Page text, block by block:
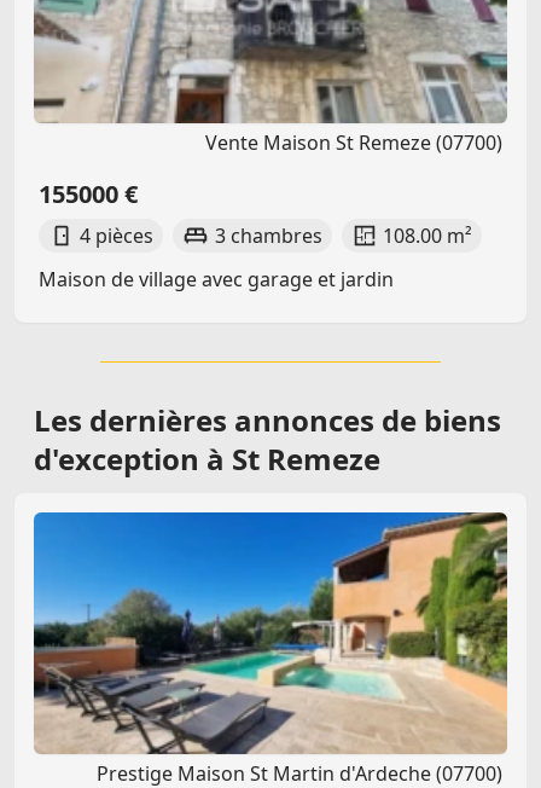
Vente Maison St Remeze (07700)
155000 €
4 pièces 3 chambres
108.00 m²
Maison de village avec garage et jardin
Les dernières annonces de biens
d'exception à St Remeze
Prestige Maison St Martin d'Ardeche (07700)